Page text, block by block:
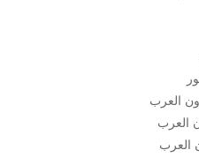
العرب
العرب
العرب